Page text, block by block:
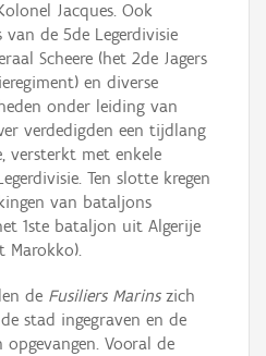
Jacques. Ook
de 5de Legerdivisie
Scheere (het 2de Jagers
en diverse
onder leiding van
verdedigden een tijdlang
versterkt met enkele
Ten slotte kregen
van bataljons
1ste bataljon uit Algerije
Marokko).
de Fusiliers Marinszich
stad ingegraven en de
Vooral de